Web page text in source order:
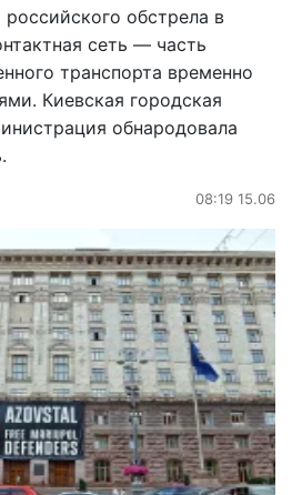
российского обстрела в
сеть — часть
транспорта временно
Киевская городская
обнародовала
08:19 15.06